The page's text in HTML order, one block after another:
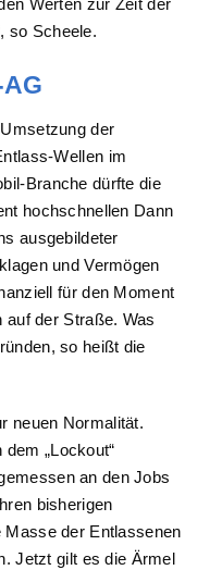
so Scheele.
der
Wellen im
Branche dürfte die
hochschnellen Dann
ausgebildeter
und Vermögen
für den Moment
der Straße. Was
so heißt die
neuen Normalität.
„Lockout“
an den Jobs
bisherigen
der Entlassenen
Jetzt gilt es die Ärmel